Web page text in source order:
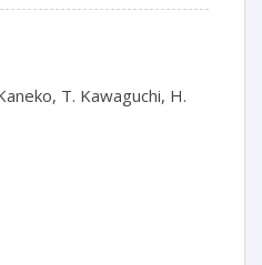
T. Kawaguchi, H.